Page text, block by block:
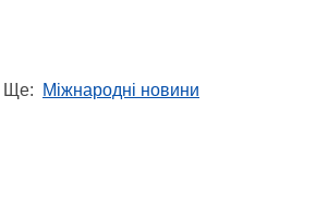
Ще: Міжнародні новини